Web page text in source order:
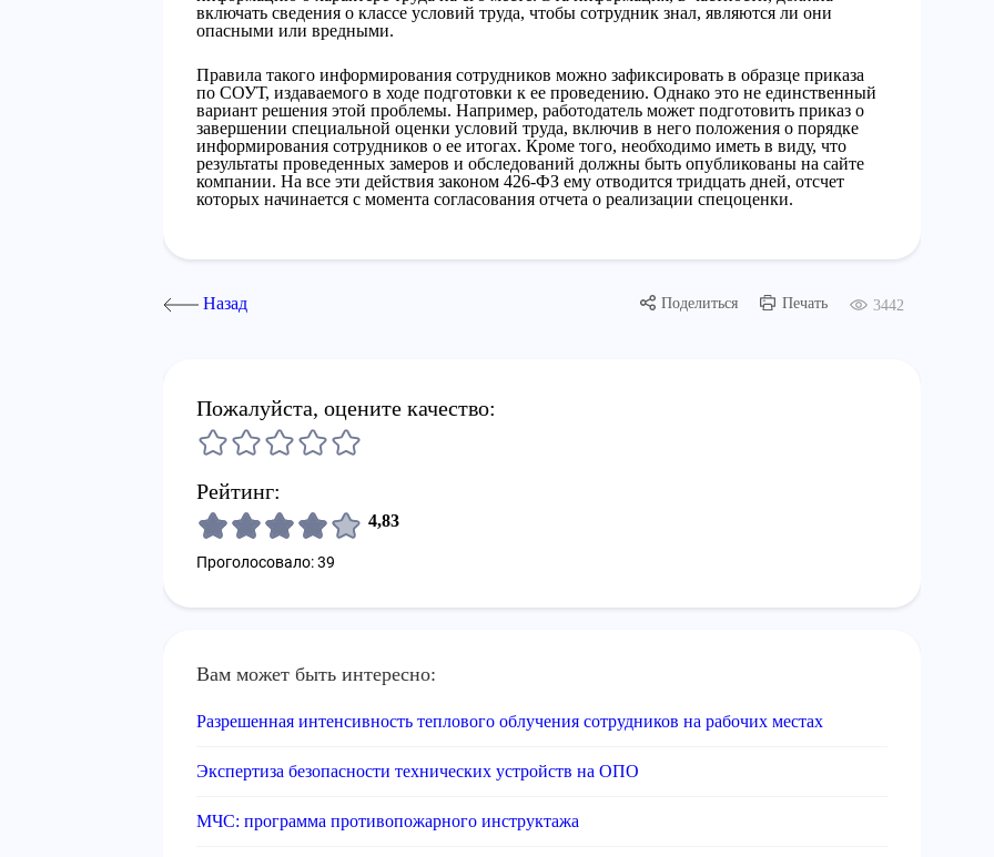
включать сведения о классе условий труда, чтобы сотрудник знал, являются ли они
опасными или вредными.
Правила такого информирования сотрудников можно зафиксировать в образце приказа
по СОУТ, издаваемого в ходе подготовки к ее проведению. Однако это не единственный
вариант решения этой проблемы. Например, работодатель может подготовить приказ о
завершении специальной оценки условий труда, включив в него положения о порядке
информирования сотрудников о ее итогах. Кроме того, необходимо иметь в виду, что
результаты проведенных замеров и обследований должны быть опубликованы на сайте
компании. На все эти действия законом 426-ФЗ ему отводится тридцать дней, отсчет
которых начинается с момента согласования отчета о реализации спецоценки.
Назад Поделиться Печать 3442
Пожалуйста, оцените качество:
Рейтинг:
4,83
Проголосовало: 39
Вам может быть интересно:
Разрешенная интенсивность теплового облучения сотрудников на рабочих местах
Экспертиза безопасности технических устройств на ОПО
МЧС: программа противопожарного инструктажа